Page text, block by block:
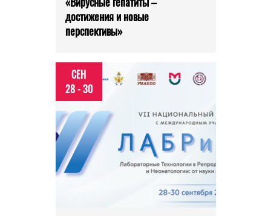
достижения и новые
перспективы»
СЕН
28 - 30